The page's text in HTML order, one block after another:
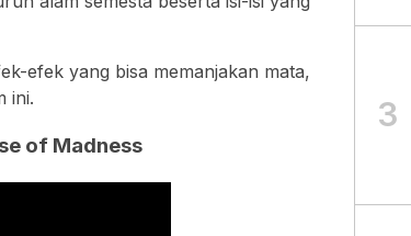
efek yang bisa memanjakan mata,
ini.
of Madness
3